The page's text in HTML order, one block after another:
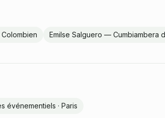
Emilse Salguero — Cumbiambera
événementiels · Paris